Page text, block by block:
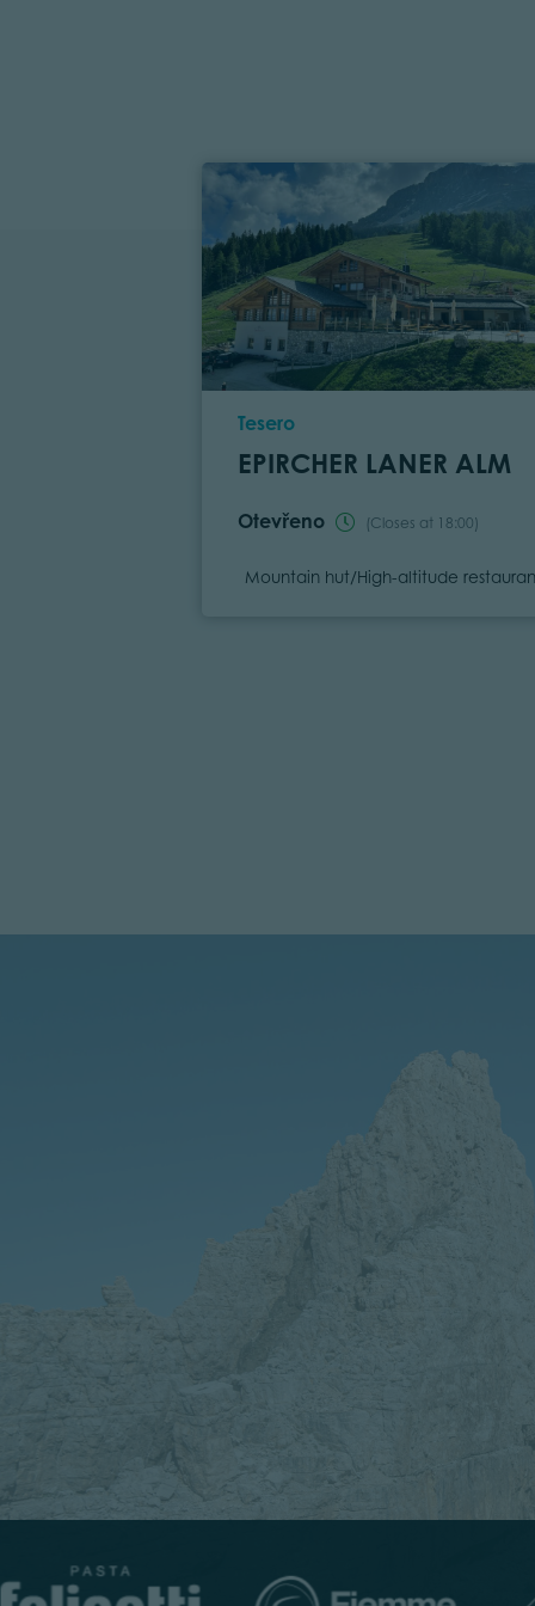
Location
Tesero
EPIRCHER LANER ALM
Otevřeno (Closes at 18:00)
Category
Mountain hut/High-altitude